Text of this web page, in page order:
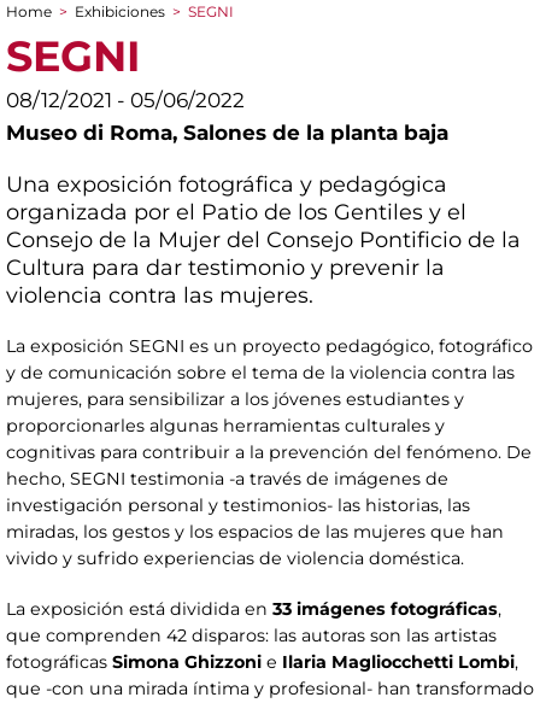
You are here
Home > Exhibiciones > SEGNI
SEGNI
08/12/2021 - 05/06/2022
Museo di Roma, Salones de la planta baja
Una exposición fotográfica y pedagógica
organizada por el Patio de los Gentiles y el
Consejo de la Mujer del Consejo Pontificio de la
Cultura para dar testimonio y prevenir la
violencia contra las mujeres.
La exposición SEGNI es un proyecto pedagógico, fotográfico
y de comunicación sobre el tema de la violencia contra las
mujeres, para sensibilizar a los jóvenes estudiantes y
proporcionarles algunas herramientas culturales y
cognitivas para contribuir a la prevención del fenómeno. De
hecho, SEGNI testimonia -a través de imágenes de
investigación personal y testimonios- las historias, las
miradas, los gestos y los espacios de las mujeres que han
vivido y sufrido experiencias de violencia doméstica.
La exposición está dividida en 33 imágenes fotográficas,
que comprenden 42 disparos: las autoras son las artistas
fotográficas Simona Ghizzoni e Ilaria Magliocchetti Lombi,
que -con una mirada íntima y profesional- han transformado